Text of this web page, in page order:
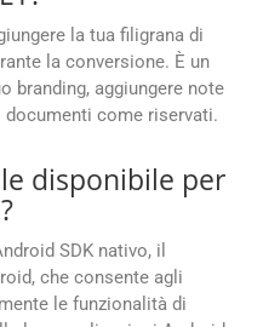
la tua filigrana di
la conversione. È un
branding, aggiungere note
come riservati.
disponibile per
SDK nativo, il
che consente agli
le funzionalità di